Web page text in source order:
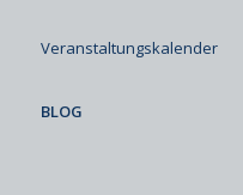
Veranstaltungskalender
BLOG